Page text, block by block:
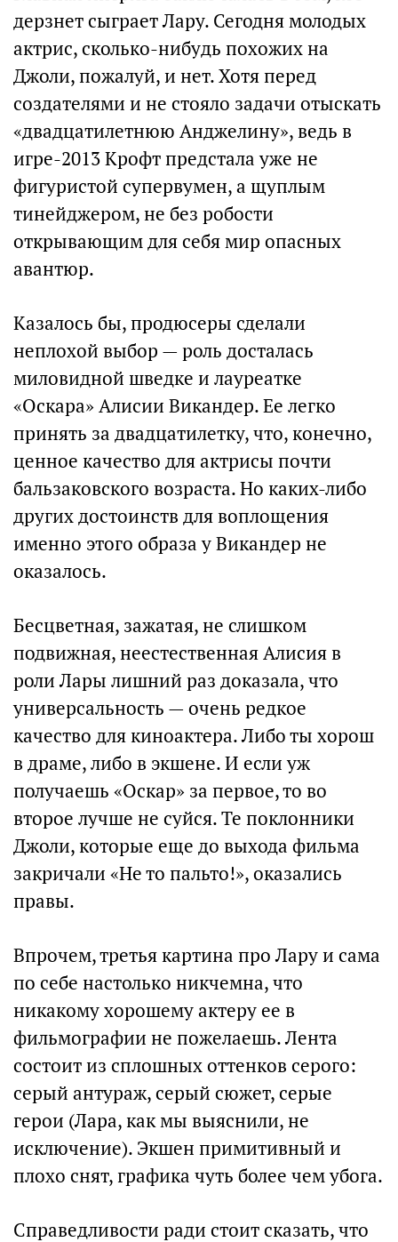
дерзнет сыграет Лару. Сегодня молодых
актрис, сколько-нибудь похожих на
Джоли, пожалуй, и нет. Хотя перед
создателями и не стояло задачи отыскать
«двадцатилетнюю Анджелину», ведь в
игре-2013 Крофт предстала уже не
фигуристой супервумен, а щуплым
тинейджером, не без робости
открывающим для себя мир опасных
авантюр.
Казалось бы, продюсеры сделали
неплохой выбор — роль досталась
миловидной шведке и лауреатке
«Оскара» Алисии Викандер. Ее легко
принять за двадцатилетку, что, конечно,
ценное качество для актрисы почти
бальзаковского возраста. Но каких-либо
других достоинств для воплощения
именно этого образа у Викандер не
оказалось.
Бесцветная, зажатая, не слишком
подвижная, неестественная Алисия в
роли Лары лишний раз доказала, что
универсальность — очень редкое
качество для киноактера. Либо ты хорош
в драме, либо в экшене. И если уж
получаешь «Оскар» за первое, то во
второе лучше не суйся. Те поклонники
Джоли, которые еще до выхода фильма
закричали «Не то пальто!», оказались
правы.
Впрочем, третья картина про Лару и сама
по себе настолько никчемна, что
никакому хорошему актеру ее в
фильмографии не пожелаешь. Лента
состоит из сплошных оттенков серого:
серый антураж, серый сюжет, серые
герои (Лара, как мы выяснили, не
исключение). Экшен примитивный и
плохо снят, графика чуть более чем убога.
Справедливости ради стоит сказать, что